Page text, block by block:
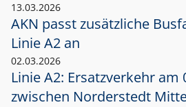
13.03.2026
AKN passt zusätzliche
Linie A2 an
02.03.2026
Linie A2: Ersatzverkehr am
zwischen Norderstedt